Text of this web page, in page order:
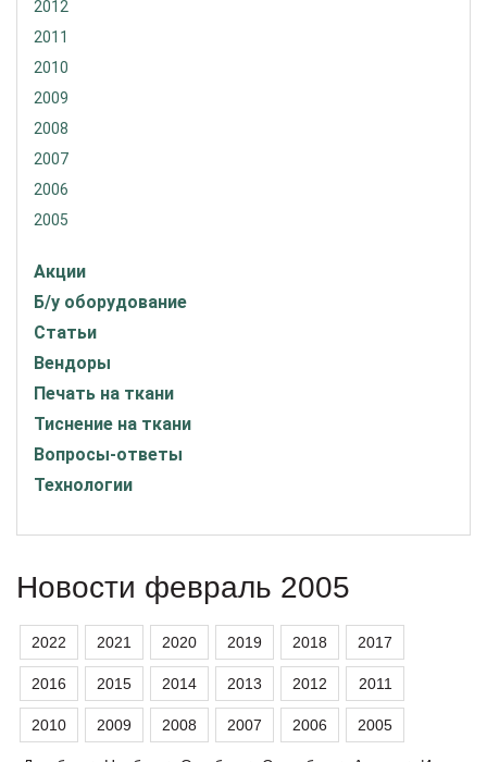
2012
2011
2010
2009
2008
2007
2006
2005
Акции
Б/у оборудование
Статьи
Вендоры
Печать на ткани
Тиснение на ткани
Вопросы-ответы
Технологии
Новости февраль 2005
2022 2021 2020 2019 2018 2017
2016 2015 2014 2013 2012 2011
2010 2009 2008 2007 2006 2005